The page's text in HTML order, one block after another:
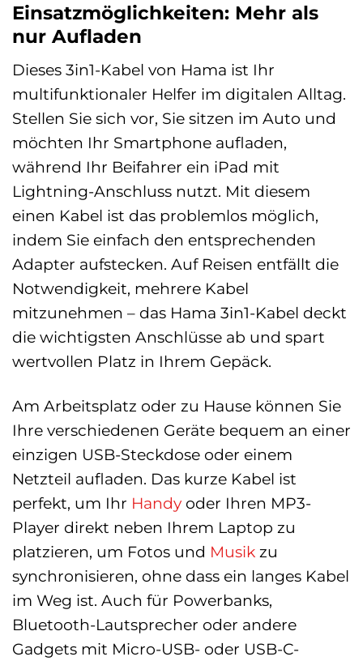
Einsatzmöglichkeiten: Mehr als
nur Aufladen
Dieses 3in1-Kabel von Hama ist Ihr
multifunktionaler Helfer im digitalen Alltag.
Stellen Sie sich vor, Sie sitzen im Auto und
möchten Ihr Smartphone aufladen,
während Ihr Beifahrer ein iPad mit
Lightning-Anschluss nutzt. Mit diesem
einen Kabel ist das problemlos möglich,
indem Sie einfach den entsprechenden
Adapter aufstecken. Auf Reisen entfällt die
Notwendigkeit, mehrere Kabel
mitzunehmen – das Hama 3in1-Kabel deckt
die wichtigsten Anschlüsse ab und spart
wertvollen Platz in Ihrem Gepäck.
Am Arbeitsplatz oder zu Hause können Sie
Ihre verschiedenen Geräte bequem an einer
einzigen USB-Steckdose oder einem
Netzteil aufladen. Das kurze Kabel ist
perfekt, um Ihr Handy oder Ihren MP3-
Player direkt neben Ihrem Laptop zu
platzieren, um Fotos und Musik zu
synchronisieren, ohne dass ein langes Kabel
im Weg ist. Auch für Powerbanks,
Bluetooth-Lautsprecher oder andere
Gadgets mit Micro-USB- oder USB-C-